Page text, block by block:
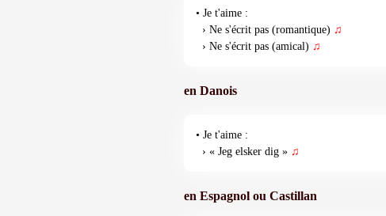
• Je t'aime :
› Ne s'écrit pas (romantique) ♫
› Ne s'écrit pas (amical) ♫
en Danois
• Je t'aime :
› « Jeg elsker dig » ♫
en Espagnol ou Castillan